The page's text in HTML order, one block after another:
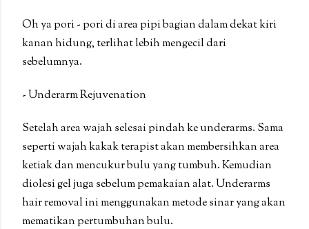
Oh ya pori - pori di area pipi bagian dalam dekat kiri
kanan hidung, terlihat lebih mengecil dari
sebelumnya.
- Underarm Rejuvenation
Setelah area wajah selesai pindah ke underarms. Sama
seperti wajah kakak terapist akan membersihkan area
ketiak dan mencukur bulu yang tumbuh. Kemudian
diolesi gel juga sebelum pemakaian alat. Underarms
hair removal ini menggunakan metode sinar yang akan
mematikan pertumbuhan bulu.